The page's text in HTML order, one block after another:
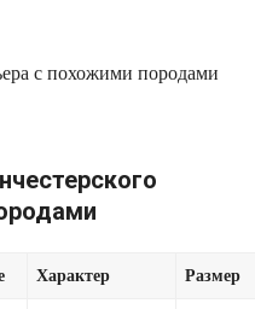
с похожими породами
Характер Размер